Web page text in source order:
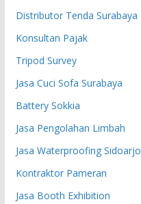
Distributor Tenda Surabaya
Konsultan Pajak
Tripod Survey
Jasa Cuci Sofa Surabaya
Battery Sokkia
Jasa Pengolahan Limbah
Jasa Waterproofing Sidoarjo
Kontraktor Pameran
Jasa Booth Exhibition